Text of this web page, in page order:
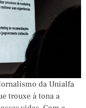
da Unialfa
trouxe à tona a